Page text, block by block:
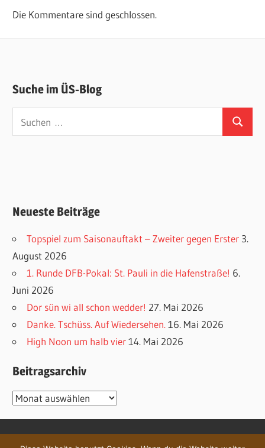
Die Kommentare sind geschlossen.
Suche im ÜS-Blog
nach:
Suchen
Neueste Beiträge
Topspiel zum Saisonauftakt – Zweiter gegen Erster 3.
August 2026
1. Runde DFB-Pokal: St. Pauli in die Hafenstraße! 6.
Juni 2026
Dor sün wi all schon wedder! 27. Mai 2026
Danke. Tschüss. Auf Wiedersehen. 16. Mai 2026
High Noon um halb vier 14. Mai 2026
Beitragsarchiv
Beitragsarchiv